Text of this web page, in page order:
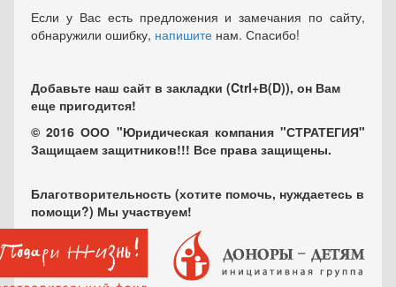
Если у Вас есть предложения и замечания по сайту,
обнаружили ошибку, напишите нам. Спасибо!
Добавьте наш сайт в закладки (Ctrl+В(D)), он Вам
еще пригодится!
© 2016 ООО "Юридическая компания "СТРАТЕГИЯ"
Защищаем защитников!!! Все права защищены.
Благотворительность (хотите помочь, нуждаетесь в
помощи?) Мы участвуем!